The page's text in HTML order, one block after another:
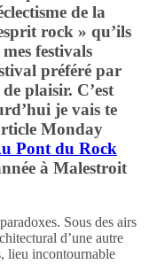
de la
rock » qu’ils
festivals
préféré par
plaisir. C’est
je vais te
Monday
Pont du Rock
à Malestroit
Sous des airs
d’une autre
lieu incontournable